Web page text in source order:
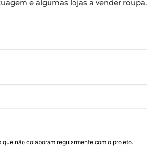
e algumas lojas a vender roupa.
não colaboram regularmente com o projeto.